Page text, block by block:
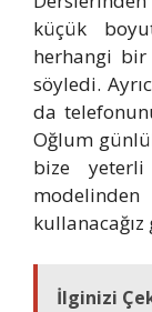
küçük
herhangi bir
söyledi.
da
Oğlum
bize
İlginizi